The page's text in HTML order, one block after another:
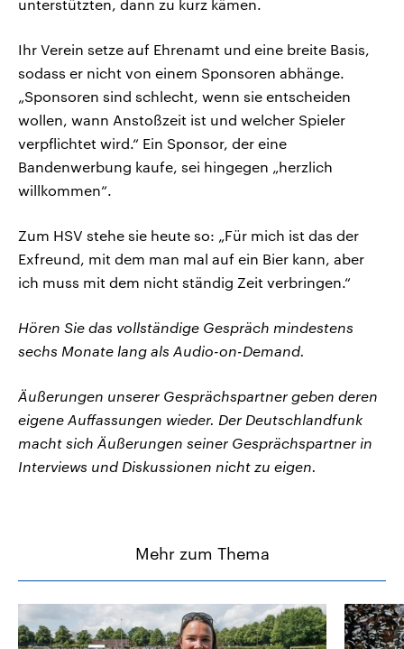
unterstützten, dann zu kurz kämen.
Ihr Verein setze auf Ehrenamt und eine breite Basis,
sodass er nicht von einem Sponsoren abhänge.
„Sponsoren sind schlecht, wenn sie entscheiden
wollen, wann Anstoßzeit ist und welcher Spieler
verpflichtet wird.“ Ein Sponsor, der eine
Bandenwerbung kaufe, sei hingegen „herzlich
willkommen“.
Zum HSV stehe sie heute so: „Für mich ist das der
Exfreund, mit dem man mal auf ein Bier kann, aber
ich muss mit dem nicht ständig Zeit verbringen.“
Hören Sie das vollständige Gespräch mindestens
sechs Monate lang als Audio-on-Demand.
Äußerungen unserer Gesprächspartner geben deren
eigene Auffassungen wieder. Der Deutschlandfunk
macht sich Äußerungen seiner Gesprächspartner in
Interviews und Diskussionen nicht zu eigen.
Mehr zum Thema